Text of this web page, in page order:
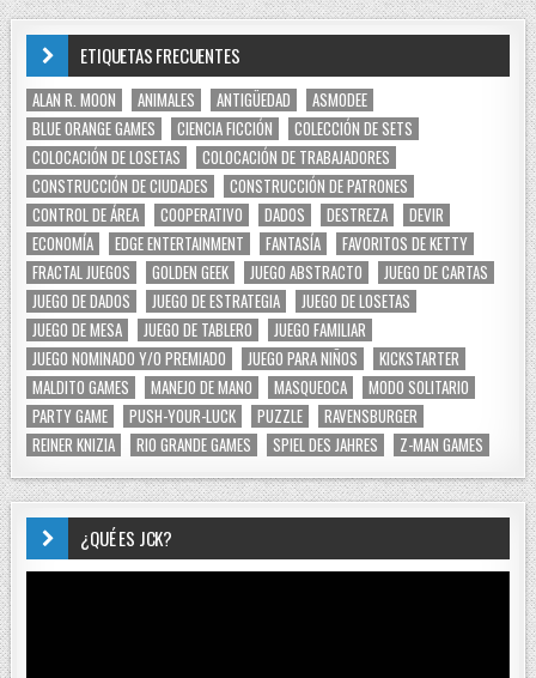
ETIQUETAS FRECUENTES
ALAN R. MOON ANIMALES ANTIGÜEDAD
ASMODEE
BLUE ORANGE GAMES
CIENCIA FICCIÓN
COLECCIÓN DE SETS
COLOCACIÓN DE LOSETAS
COLOCACIÓN DE TRABAJADORES
CONSTRUCCIÓN DE CIUDADES
CONSTRUCCIÓN DE PATRONES
CONTROL DE ÁREA
COOPERATIVO DADOS DESTREZA
DEVIR
ECONOMÍA
EDGE ENTERTAINMENT FANTASÍA
FAVORITOS DE KETTY
FRACTAL JUEGOS
GOLDEN GEEK JUEGO ABSTRACTO
JUEGO DE CARTAS
JUEGO DE DADOS
JUEGO DE ESTRATEGIA
JUEGO DE LOSETAS
JUEGO DE MESA
JUEGO DE TABLERO
JUEGO FAMILIAR
JUEGO NOMINADO Y/O PREMIADO
JUEGO PARA NIÑOS
KICKSTARTER
MALDITO GAMES
MANEJO DE MANO MASQUEOCA
MODO SOLITARIO
PARTY GAME
PUSH-YOUR-LUCK PUZZLE
RAVENSBURGER
REINER KNIZIA
RIO GRANDE GAMES SPIEL DES JAHRES Z-MAN GAMES
¿QUÉ ES JCK?